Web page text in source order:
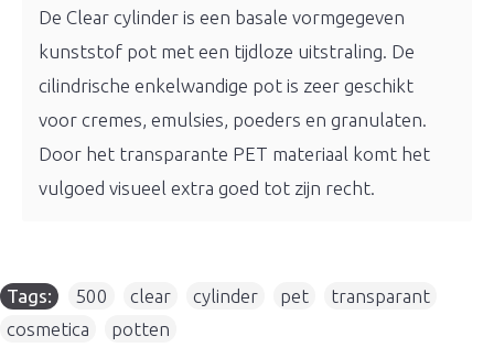
De Clear cylinder is een basale vormgegeven
kunststof pot met een tijdloze uitstraling. De
cilindrische enkelwandige pot is zeer geschikt
voor cremes, emulsies, poeders en granulaten.
Door het transparante PET materiaal komt het
vulgoed visueel extra goed tot zijn recht.
Tags: 500 clear cylinder pet transparant
cosmetica
potten